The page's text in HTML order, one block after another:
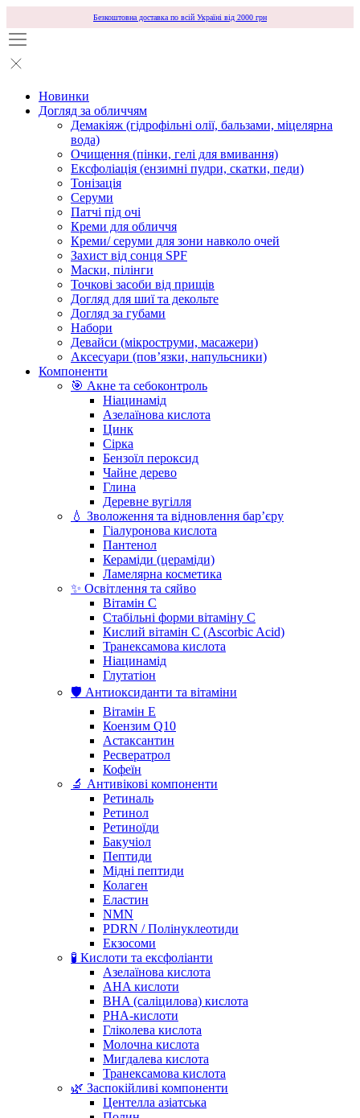
Безкоштовна доставка по всій Україні від 2000 грн
Новинки
Догляд за обличчям
Демакіяж (гідрофільні олії, бальзами, міцелярна
вода)
Очищення (пінки, гелі для вмивання)
Ексфоліація (ензимні пудри, скатки, педи)
Тонізація
Серуми
Патчі під очі
Креми для обличчя
Креми/ серуми для зони навколо очей
Захист від сонця SPF
Маски, пілінги
Точкові засоби від прищів
Догляд для шиї та декольте
Догляд за губами
Набори
Девайси (мікроструми, масажери)
Аксесуари (повʼязки, напульсники)
Компоненти
🎯 Акне та себоконтроль
Ніацинамід
Азелаїнова кислота
Цинк
Сірка
Бензоїл пероксид
Чайне дерево
Глина
Деревне вугілля
💧 Зволоження та відновлення бар’єру
Гіалуронова кислота
Пантенол
Кераміди (цераміди)
Ламелярна косметика
✨ Освітлення та сяйво
Вітамін С
Стабільні форми вітаміну С
Кислий вітамін С (Ascorbic Acid)
Транексамова кислота
Ніацинамід
Глутатіон
🛡️ Антиоксиданти та вітаміни
Вітамін Е
Коензим Q10
Астаксантин
Ресвератрол
Кофеїн
🔬 Антивікові компоненти
Ретиналь
Ретинол
Ретиноїди
Бакучіол
Пептиди
Мідні пептиди
Колаген
Еластин
NMN
PDRN / Полінуклеотиди
Екзосоми
🧪 Кислоти та ексфоліанти
Азелаїнова кислота
AHA кислоти
BHA (саліцилова) кислота
PHA-кислоти
Гліколева кислота
Молочна кислота
Мигдалева кислота
Транексамова кислота
🌿 Заспокійливі компоненти
Центелла азіатська